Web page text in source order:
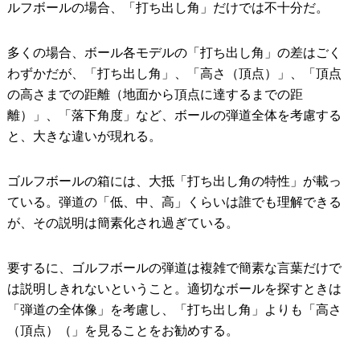
ルフボールの場合、「打ち出し角」だけでは不十分だ。
多くの場合、ボール各モデルの「打ち出し角」の差はごく
わずかだが、「打ち出し角」、「高さ（頂点）」、「頂点
の高さまでの距離（地面から頂点に達するまでの距
離）」、「落下角度」など、ボールの弾道全体を考慮する
と、大きな違いが現れる。
ゴルフボールの箱には、大抵「打ち出し角の特性」が載っ
ている。弾道の「低、中、高」くらいは誰でも理解できる
が、その説明は簡素化され過ぎている。
要するに、ゴルフボールの弾道は複雑で簡素な言葉だけで
は説明しきれないということ。適切なボールを探すときは
「弾道の全体像」を考慮し、「打ち出し角」よりも「高さ
（頂点）（」を見ることをお勧めする。